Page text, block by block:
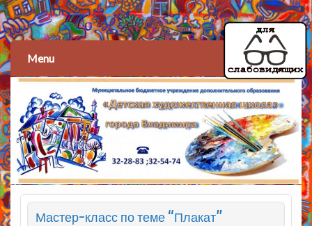
Детская художественная
школа
Menu
Мастер-класс по теме “Плакат”